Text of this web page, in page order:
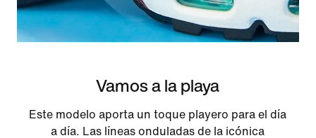
Vamos a la playa
Este modelo aporta un toque playero para el día
a día. Las líneas onduladas de la icónica